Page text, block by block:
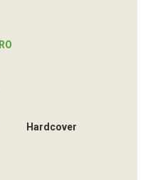
Hardcover